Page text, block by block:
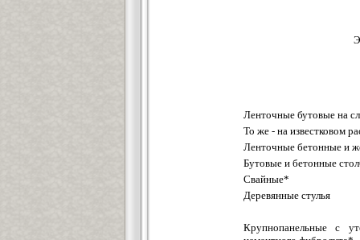
Ленточные бутовые на
То же - на известковом
Ленточные бетонные и
Бутовые и бетонные
Свайные*
Деревянные стулья
Крупнопанельные с